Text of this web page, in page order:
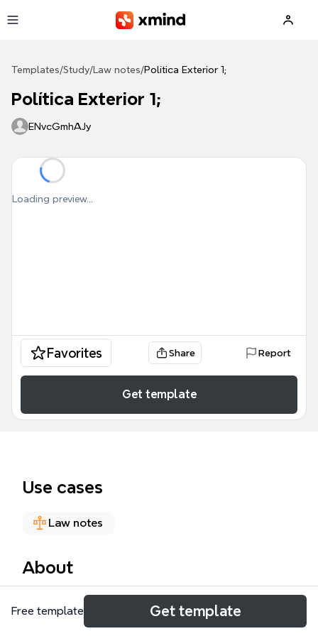
Templates/Study/ Law notes/Política Exterior 1;
Política Exterior 1;
ENvcGmhAJy
Loading preview...
Favorites Share Report
Get template
Use cases
Law notes
About
Esta Política Exterior 1 plantilla ofrece un análisis
estructurado sobre la relación fundamental entre el
Free template Get template